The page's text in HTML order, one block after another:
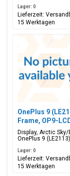
Lager: 0
Lieferzeit:
15 Werktagen
OnePlus 9
Frame, OP9-
Display, Arctic Sky/
OnePlus 9 (LE2113)
Lager: 0
Lieferzeit:
15 Werktagen